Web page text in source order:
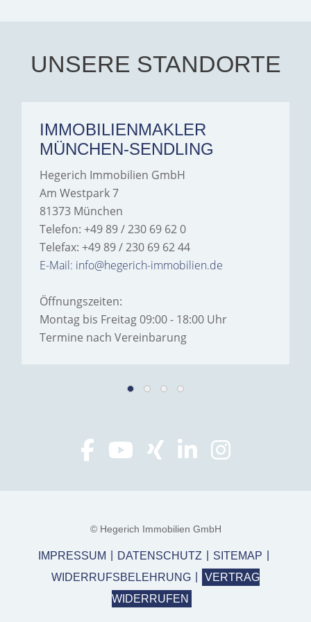
Hegerich Immobilien to
anyone looking for a home.
UNSERE STANDORTE
IMMOBILIENMAKLER
MÜNCHEN-SENDLING
Hegerich Immobilien GmbH
Am Westpark 7
81373 München
Telefon: +49 89 / 230 69 62 0
Telefax: +49 89 / 230 69 62 44
E-Mail: info@hegerich-immobilien.de
Öffnungszeiten:
Montag bis Freitag 09:00 - 18:00 Uhr
Termine nach Vereinbarung
© Hegerich Immobilien GmbH
IMPRESSUM DATENSCHUTZ
SITEMAP
WIDERRUFSBELEHRUNG
VERTRAG
WIDERRUFEN